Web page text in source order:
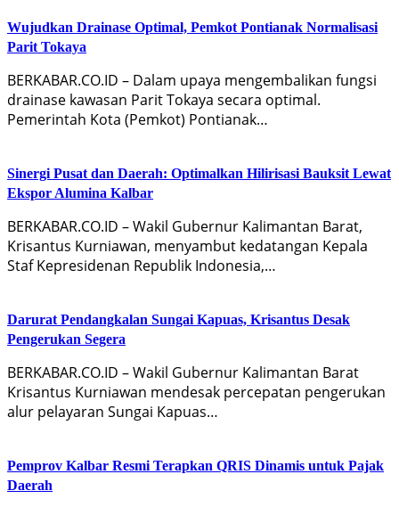
Wujudkan Drainase Optimal, Pemkot Pontianak Normalisasi
Parit Tokaya
BERKABAR.CO.ID – Dalam upaya mengembalikan fungsi
drainase kawasan Parit Tokaya secara optimal.
Pemerintah Kota (Pemkot) Pontianak…
Sinergi Pusat dan Daerah: Optimalkan Hilirisasi Bauksit Lewat
Ekspor Alumina Kalbar
BERKABAR.CO.ID – Wakil Gubernur Kalimantan Barat,
Krisantus Kurniawan, menyambut kedatangan Kepala
Staf Kepresidenan Republik Indonesia,…
Darurat Pendangkalan Sungai Kapuas, Krisantus Desak
Pengerukan Segera
BERKABAR.CO.ID – Wakil Gubernur Kalimantan Barat
Krisantus Kurniawan mendesak percepatan pengerukan
alur pelayaran Sungai Kapuas…
Pemprov Kalbar Resmi Terapkan QRIS Dinamis untuk Pajak
Daerah